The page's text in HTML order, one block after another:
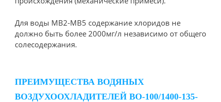
Для воды МВ2-МВ5 содержание хлоридов не
должно быть более 2000мг/л независимо от общего
солесодержания.
ПРЕИМУЩЕСТВА ВОДЯНЫХ
ВОЗДУХООХЛАДИТЕЛЕЙ ВО-100/1400-135-